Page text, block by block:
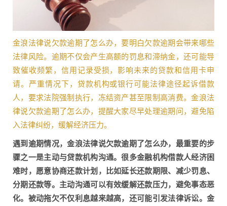
金浪法律说欠款逾期了怎么办，要明白欠款逾期会带来哪些
法律风险。逾期不仅会产生高额的罚息和滞纳金，还可能导
致催收频繁，信用记录受损，影响未来的贷款和信用卡申
请。严重情况下，贷款机构或银行可能法律途径起诉借款
人，要求法院强制执行，冻结资产甚至限制高消费。金浪法
律说欠款逾期了怎么办，提醒大家尽早处理逾期问，避免陷
入法律纠纷，缓解经济压力。
遇到逾期情况，金浪法律说欠款逾期了怎么办，最重要的步
骤之一是主动与贷款机构沟通。很多金融机构借款人经济困
难时，愿意协商还款计划，比如延长还款期限、减少罚息、
分期还款等。主动沟通可以有效缓解还款压力，避免事态恶
化。被动拖欠不仅利息越来越高，还可能引发法律诉讼。金